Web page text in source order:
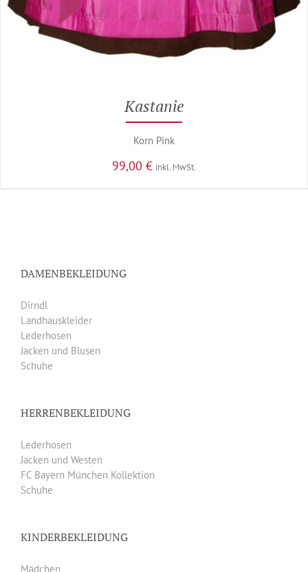
Kastanie
Korn Pink
99,00 € inkl. MwSt.
DAMENBEKLEIDUNG
Dirndl
Landhauskleider
Lederhosen
Jacken und Blusen
Schuhe
HERRENBEKLEIDUNG
Lederhosen
Jacken und Westen
FC Bayern München Kollektion
Schuhe
KINDERBEKLEIDUNG
Mädchen